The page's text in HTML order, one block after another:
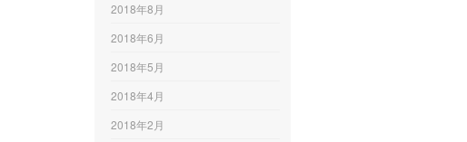
2018年8月
2018年6月
2018年5月
2018年4月
2018年2月